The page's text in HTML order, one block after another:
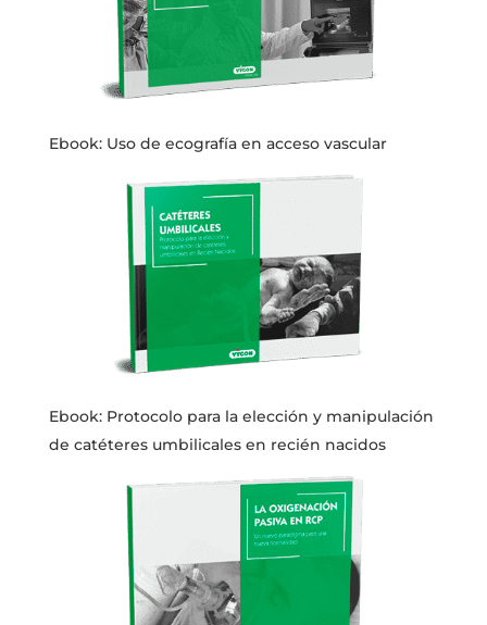
Ebook: Uso de ecografía en acceso vascular
Ebook: Protocolo para la elección y manipulación
de catéteres umbilicales en recién nacidos